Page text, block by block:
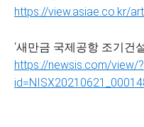
https://view.asiae.co.kr/
‘새만금 국제공항 조기건
https://newsis.com/view/?